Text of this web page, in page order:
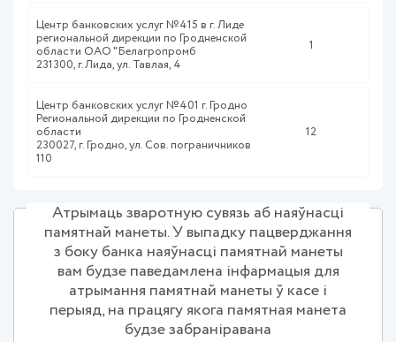
Центр банковских услуг №415 в г. Лиде
региональной дирекции по Гродненской
области ОАО "Белагропромб
231300, г.Лида, ул. Тавлая, 4
1
Центр банковских услуг №401 г. Гродно
Региональной дирекции по Гродненской
области
230027, г. Гродно, ул. Сов. пограничников
110
12
Атрымаць зваротную сувязь аб наяўнасці
памятнай манеты. У выпадку пацверджання
з боку банка наяўнасці памятнай манеты
вам будзе паведамлена інфармацыя для
атрымання памятнай манеты ў касе і
перыяд, на працягу якога памятная манета
будзе забраніравана